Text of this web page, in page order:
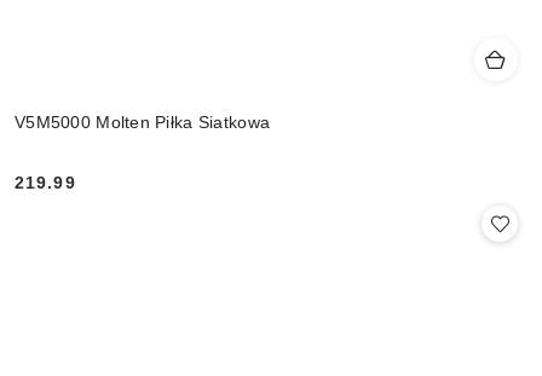
V5M5000 Molten Piłka Siatkowa
Cena:
219.99